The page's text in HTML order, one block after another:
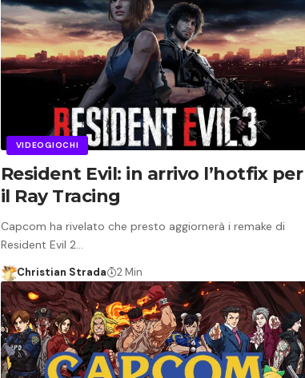
VIDEOGIOCHI
Resident Evil: in arrivo l’hotfix per
il Ray Tracing
Capcom ha rivelato che presto aggiornerà i remake di
Resident Evil 2…
Christian Strada 2 Min